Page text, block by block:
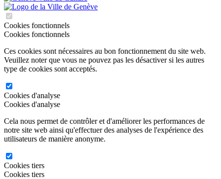
Cookies fonctionnels
Cookies fonctionnels
Ces cookies sont nécessaires au bon fonctionnement du site web.
Veuillez noter que vous ne pouvez pas les désactiver si les autres
type de cookies sont acceptés.
Cookies d'analyse
Cookies d'analyse
Cela nous permet de contrôler et d'améliorer les performances de
notre site web ainsi qu'effectuer des analyses de l'expérience des
utilisateurs de manière anonyme.
Cookies tiers
Cookies tiers